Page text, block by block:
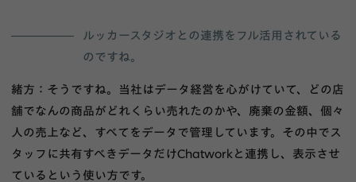
ルッカースタジオとの連携をフル活用されている
のですね。
緒方：そうですね。当社はデータ経営を心がけていて、どの店
舗でなんの商品がどれくらい売れたのかや、廃棄の金額、個々
人の売上など、すべてをデータで管理しています。その中でス
タッフに共有すべきデータだけChatworkと連携し、表示させ
ているという使い方です。